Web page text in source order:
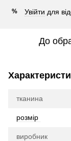
% Увійти для
До
тканина
розмір
виробник